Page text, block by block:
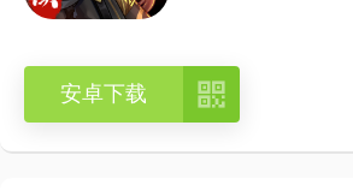
安卓下载 